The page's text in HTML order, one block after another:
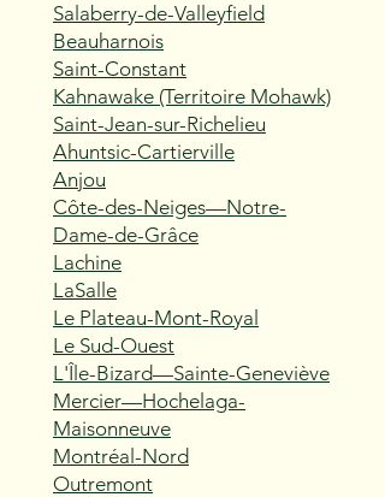
Salaberry-de-Valleyfield
Beauharnois
Saint-Constant
Kahnawake (Territoire Mohawk)
Saint-Jean-sur-Richelieu
Ahuntsic-Cartierville
Anjou
Côte-des-Neiges—Notre-
Dame-de-Grâce
Lachine
LaSalle
Le Plateau-Mont-Royal
Le Sud-Ouest
L'Île-Bizard—Sainte-Geneviève
Mercier—Hochelaga-
Maisonneuve
Montréal-Nord
Outremont